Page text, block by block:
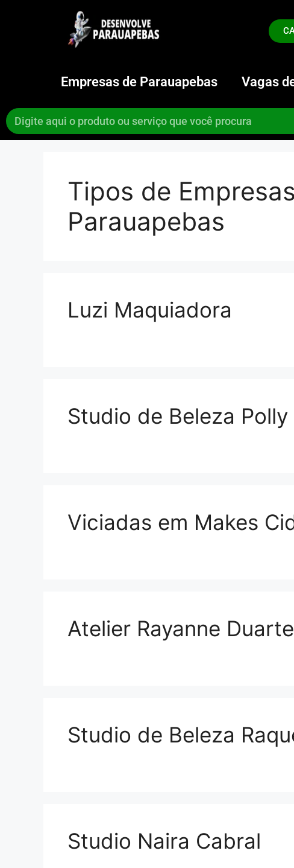
Empresas de Parauapebas Vagas
Tipos de
Parauapebas
Luzi Maquiadora
Studio de Beleza
Viciadas em Makes
Atelier Rayanne
Studio de Beleza
Studio Naira Cabral